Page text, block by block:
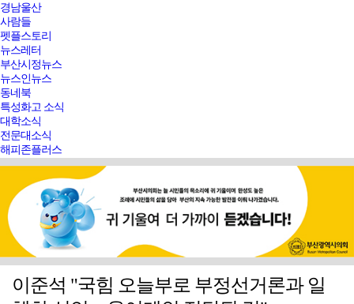
경남울산
사람들
펫플스토리
뉴스레터
부산시정뉴스
뉴스인뉴스
동네북
특성화고 소식
대학소식
전문대소식
해피존플러스
이준석 "국힘 오늘부로 부정선거론과 일